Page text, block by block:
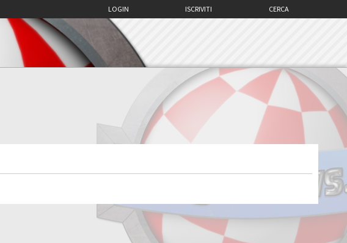
CERCA
ISCRIVITI
LOGIN